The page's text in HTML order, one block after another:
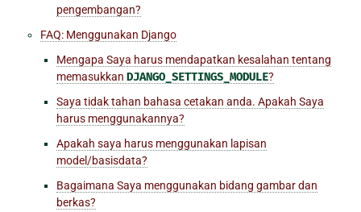
pengembangan?
FAQ: Menggunakan Django
Mengapa Saya harus mendapatkan kesalahan tentang
memasukkan DJANGO_SETTINGS_MODULE?
Saya tidak tahan bahasa cetakan anda. Apakah Saya
harus menggunakannya?
Apakah saya harus menggunakan lapisan
model/basisdata?
Bagaimana Saya menggunakan bidang gambar dan
berkas?